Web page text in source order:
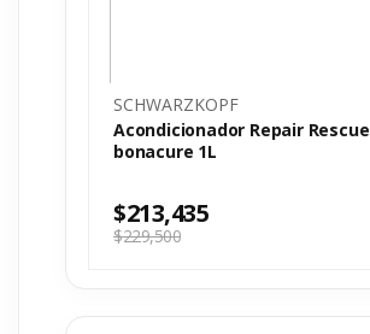
SCHWARZKOPF
Acondicionador Repair Rescue
bonacure 1L
$229,500
$213,435